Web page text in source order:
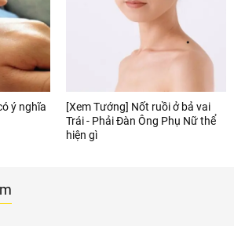
ý nghĩa
[Xem Tướng] Nốt ruồi ở bả vai
Trái - Phải Đàn Ông Phụ Nữ thể
hiện gì